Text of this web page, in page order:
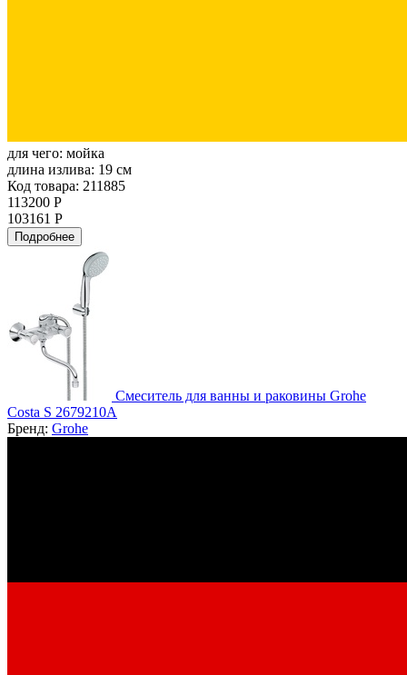
для чего: мойка
длина излива: 19 см
Код товара: 211885
113200 Р
103161 Р
Подробнее
Смеситель для ванны и раковины Grohe
Costa S 2679210A
Бренд: Grohe